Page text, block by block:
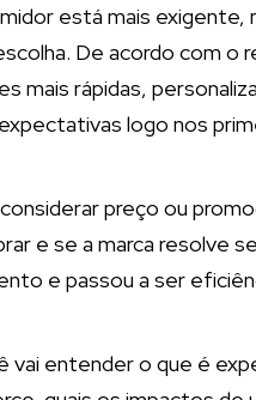
está mais
De acordo com o
mais rápidas,
logo nos
preço ou
e se a marca resolve
e passou a ser
entender o que é